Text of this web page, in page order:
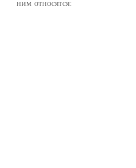
ним относятся: